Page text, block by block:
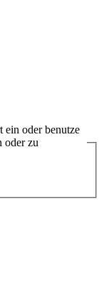
ein oder benutze
oder zu